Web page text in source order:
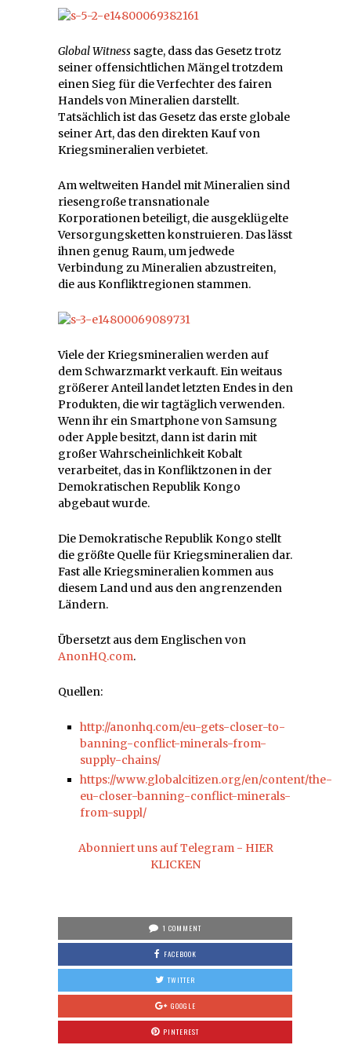
Global Witness sagte, dass das Gesetz trotz
seiner offensichtlichen Mängel trotzdem
einen Sieg für die Verfechter des fairen
Handels von Mineralien darstellt.
Tatsächlich ist das Gesetz das erste globale
seiner Art, das den direkten Kauf von
Kriegsmineralien verbietet.
Am weltweiten Handel mit Mineralien sind
riesengroße transnationale
Korporationen beteiligt, die ausgeklügelte
Versorgungsketten konstruieren. Das lässt
ihnen genug Raum, um jedwede
Verbindung zu Mineralien abzustreiten,
die aus Konfliktregionen stammen.
Viele der Kriegsmineralien werden auf
dem Schwarzmarkt verkauft. Ein weitaus
größerer Anteil landet letzten Endes in den
Produkten, die wir tagtäglich verwenden.
Wenn ihr ein Smartphone von Samsung
oder Apple besitzt, dann ist darin mit
großer Wahrscheinlichkeit Kobalt
verarbeitet, das in Konfliktzonen in der
Demokratischen Republik Kongo
abgebaut wurde.
Die Demokratische Republik Kongo stellt
die größte Quelle für Kriegsmineralien dar.
Fast alle Kriegsmineralien kommen aus
diesem Land und aus den angrenzenden
Ländern.
Übersetzt aus dem Englischen von
AnonHQ.com.
Quellen:
http://anonhq.com/eu-gets-closer-to-
banning-conflict-minerals-from-
supply-chains/
https://www.globalcitizen.org/en/content/the-
eu-closer-banning-conflict-minerals-
from-suppl/
Abonniert uns auf Telegram - HIER
KLICKEN
1 COMMENT
FACEBOOK
TWITTER
GOOGLE
PINTEREST